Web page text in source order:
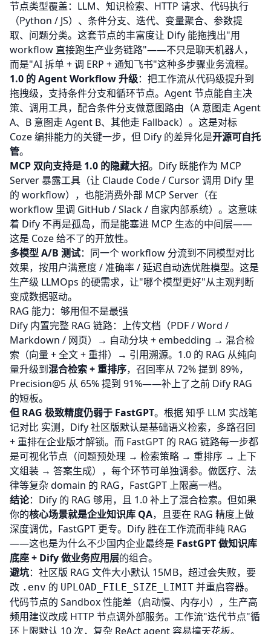
节点类型覆盖：LLM、知识检索、HTTP 请求、代码执行
（Python / JS）、条件分支、迭代、变量聚合、参数提
取、问题分类。这套节点的丰富度让 Dify 能拖拽出"用
workflow 直接跑生产业务链路"——不只是聊天机器人，
而是"AI 拆单 + 调 ERP + 通知飞书"这种多步骤业务流程。
1.0 的 Agent Workflow 升级：把工作流从代码级提升到
拖拽级，支持条件分支和循环节点。Agent 节点能自主决
策、调用工具，配合条件分支做意图路由（A 意图走 Agent
A、B 意图走 Agent B、其他走 Fallback）。这是对标
Coze 编排能力的关键一步，但 Dify 的差异化是开源可自托
管。
MCP 双向支持是 1.0 的隐藏大招。Dify 既能作为 MCP
Server 暴露工具（让 Claude Code/ Cursor 调用 Dify 里
的 workflow），也能消费外部 MCP Server（在
workflow 里调 GitHub / Slack / 自家内部系统）。这意味
着 Dify 不再是孤岛，而是能塞进 MCP 生态的中间层——
这是 Coze给不了的开放性。
多模型 A/B 测试：同一个 workflow 分流到不同模型对比
效果，按用户满意度 / 准确率 / 延迟自动选优胜模型。这是
生产级 LLMOps 的硬需求，让"哪个模型更好"从主观判断
变成数据驱动。
RAG 能力：够用但不是最强
Dify 内置完整 RAG 链路：上传文档（PDF / Word /
Markdown / 网页）→ 自动分块 + embedding → 混合检
索（向量 + 全文 + 重排）→ 引用溯源。1.0 的 RAG 从纯向
量升级到混合检索 + 重排序，召回率从 72% 提到 89%，
Precision@5 从 65% 提到 91%——补上了之前 Dify RAG
的短板。
但 RAG 极致精度仍弱于 FastGPT。根据知乎 LLM 实战笔
记对比 实测，Dify 社区版默认是基础语义检索，多路召回
+ 重排在企业版才解锁。而 FastGPT 的 RAG 链路每一步都
是可视化节点（问题预处理 → 检索策略 → 重排序 → 上下
文组装 → 答案生成），每个环节可单独调参。做医疗、法
律等复杂 domain 的 RAG，FastGPT 上限高一档。
结论：Dify 的 RAG 够用，且 1.0 补上了混合检索。但如果
你的核心场景就是企业知识库 QA，且要在 RAG 精度上做
深度调优，FastGPT 更专。Dify 胜在工作流而非纯 RAG
——这也是为什么不少国内企业最终是 FastGPT 做知识库
底座 + Dify 做业务应用层的组合。
避坑：社区版 RAG 文件大小默认 15MB，超过会失败，要
改 .env 的 UPLOAD_FILE_SIZE_LIMIT 并重启容器。
代码节点的 Sandbox 性能差（启动慢、内存小），生产高
频用建议改成 HTTP 节点调外部服务。工作流"迭代节点"循
环上限默认 10 次，复杂 ReAct agent 容易撞天花板。